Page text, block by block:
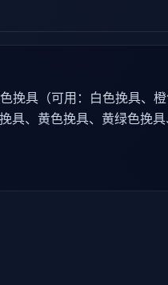
挽具（可用：白色挽具、
具、黄色挽具、黄绿色挽具